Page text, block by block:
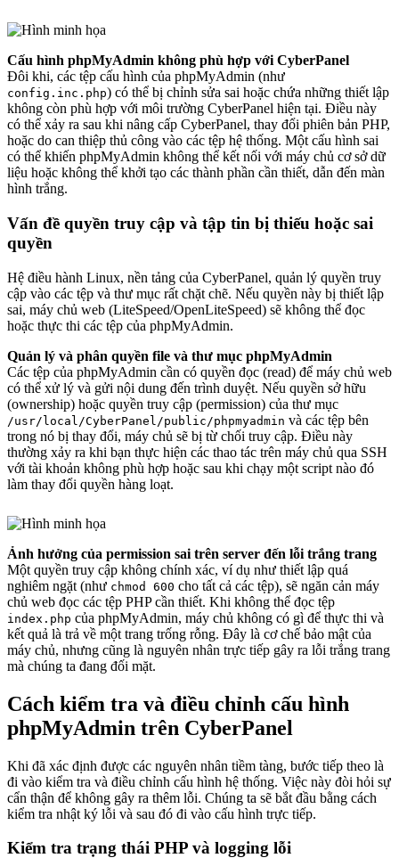
Cấu hình phpMyAdmin không phù hợp với CyberPanel
Đôi khi, các tệp cấu hình của phpMyAdmin (như
config.inc.php) có thể bị chỉnh sửa sai hoặc chứa những thiết lập
không còn phù hợp với môi trường CyberPanel hiện tại. Điều này
có thể xảy ra sau khi nâng cấp CyberPanel, thay đổi phiên bản PHP,
hoặc do can thiệp thủ công vào các tệp hệ thống. Một cấu hình sai
có thể khiến phpMyAdmin không thể kết nối với máy chủ cơ sở dữ
liệu hoặc không thể khởi tạo các thành phần cần thiết, dẫn đến màn
hình trắng.
Vấn đề quyền truy cập và tập tin bị thiếu hoặc sai
quyền
Hệ điều hành Linux, nền tảng của CyberPanel, quản lý quyền truy
cập vào các tệp và thư mục rất chặt chẽ. Nếu quyền này bị thiết lập
sai, máy chủ web (LiteSpeed/OpenLiteSpeed) sẽ không thể đọc
hoặc thực thi các tệp của phpMyAdmin.
Quản lý và phân quyền file và thư mục phpMyAdmin
Các tệp của phpMyAdmin cần có quyền đọc (read) để máy chủ web
có thể xử lý và gửi nội dung đến trình duyệt. Nếu quyền sở hữu
(ownership) hoặc quyền truy cập (permission) của thư mục
/usr/local/CyberPanel/public/phpmyadmin và các tệp bên
trong nó bị thay đổi, máy chủ sẽ bị từ chối truy cập. Điều này
thường xảy ra khi bạn thực hiện các thao tác trên máy chủ qua SSH
với tài khoản không phù hợp hoặc sau khi chạy một script nào đó
làm thay đổi quyền hàng loạt.
Ảnh hưởng của permission sai trên server đến lỗi trắng trang
Một quyền truy cập không chính xác, ví dụ như thiết lập quá
nghiêm ngặt (như chmod 600 cho tất cả các tệp), sẽ ngăn cản máy
chủ web đọc các tệp PHP cần thiết. Khi không thể đọc tệp
index.php của phpMyAdmin, máy chủ không có gì để thực thi và
kết quả là trả về một trang trống rỗng. Đây là cơ chế bảo mật của
máy chủ, nhưng cũng là nguyên nhân trực tiếp gây ra lỗi trắng trang
mà chúng ta đang đối mặt.
Cách kiểm tra và điều chỉnh cấu hình
phpMyAdmin trên CyberPanel
Khi đã xác định được các nguyên nhân tiềm tàng, bước tiếp theo là
đi vào kiểm tra và điều chỉnh cấu hình hệ thống. Việc này đòi hỏi sự
cẩn thận để không gây ra thêm lỗi. Chúng ta sẽ bắt đầu bằng cách
kiểm tra nhật ký lỗi và sau đó đi vào cấu hình trực tiếp.
Kiểm tra trạng thái PHP và logging lỗi